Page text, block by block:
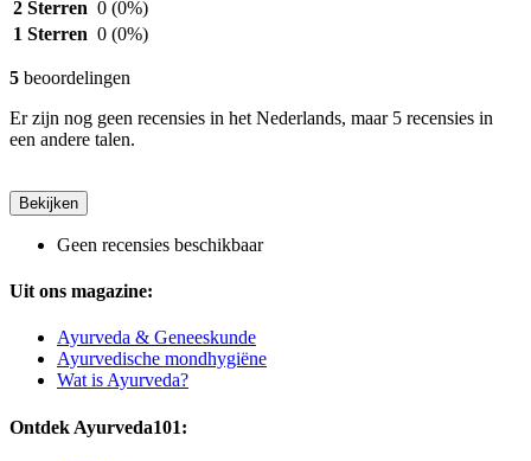
2 Sterren 0 (0%)
1 Sterren 0 (0%)
5 beoordelingen
Er zijn nog geen recensies in het Nederlands, maar 5 recensies in
een andere talen.
Bekijken
Geen recensies beschikbaar
Uit ons magazine:
Ayurveda & Geneeskunde
Ayurvedische mondhygiëne
Wat is Ayurveda?
Ontdek Ayurveda101: